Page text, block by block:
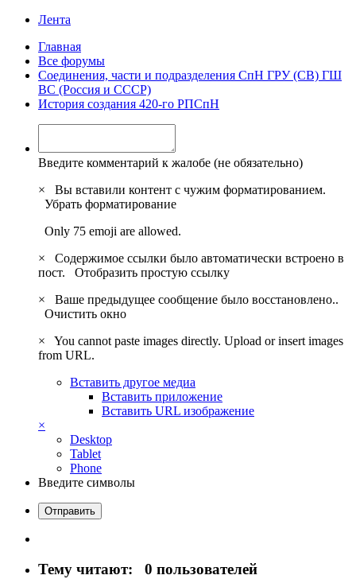
Лента
Главная
Все форумы
Соединения, части и подразделения СпН ГРУ (СВ) ГШ
ВС (Россия и СССР)
История создания 420-го РПСпН
Введите комментарий к жалобе (не обязательно)
×
Вы вставили контент с чужим форматированием.
Убрать форматирование
Only 75 emoji are allowed.
×
Содержимое ссылки было автоматически встроено в
пост. Отобразить простую ссылку
×
Ваше предыдущее сообщение было восстановлено..
Очистить окно
×
You cannot paste images directly. Upload or insert images
from URL.
Вставить другое медиа
Вставить приложение
Вставить URL изображение
×
Desktop
Tablet
Phone
Введите символы
Отправить
Тему читают: 0 пользователей